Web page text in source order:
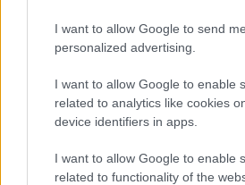
I want to allow Google to send me
personalized advertising.
I want to allow Google to enable
related to analytics like cookies
device identifiers in apps.
I want to allow Google to enable
related to functionality of the
του χώρου με αδιάλειπτη
κλασική έως και τη
πλαίσιο του έργου,
επαναφορά του μνημείου
που βρισκόταν πριν τις
ανασκαφές και έγινε
αποκατάσταση των